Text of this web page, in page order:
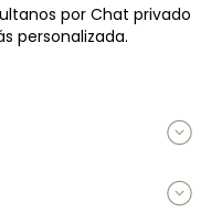
por Chat privado
personalizada.